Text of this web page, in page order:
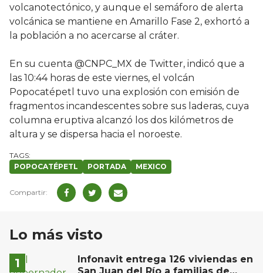
volcanotectónico, y aunque el semáforo de alerta
volcánica se mantiene en Amarillo Fase 2, exhortó a
la población a no acercarse al cráter.
En su cuenta @CNPC_MX de Twitter, indicó que a
las 10:44 horas de este viernes, el volcán
Popocatépetl tuvo una explosión con emisión de
fragmentos incandescentes sobre sus laderas, cuya
columna eruptiva alcanzó los dos kilómetros de
altura y se dispersa hacia el noroeste.
POPOCATÉPETL PORTADA MEXICO
Lo más visto
Infonavit entrega 126 viviendas en